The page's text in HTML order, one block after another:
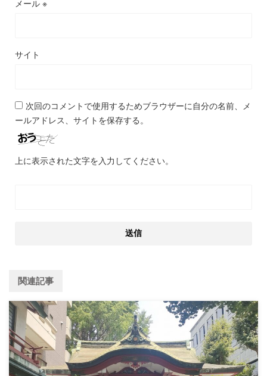
メール ※
サイト
次回のコメントで使用するためブラウザーに自分の名前、メ
ールアドレス、サイトを保存する。
上に表示された文字を入力してください。
関連記事